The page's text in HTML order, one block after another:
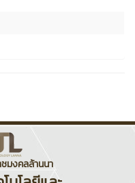
ชมงคลล้านนา